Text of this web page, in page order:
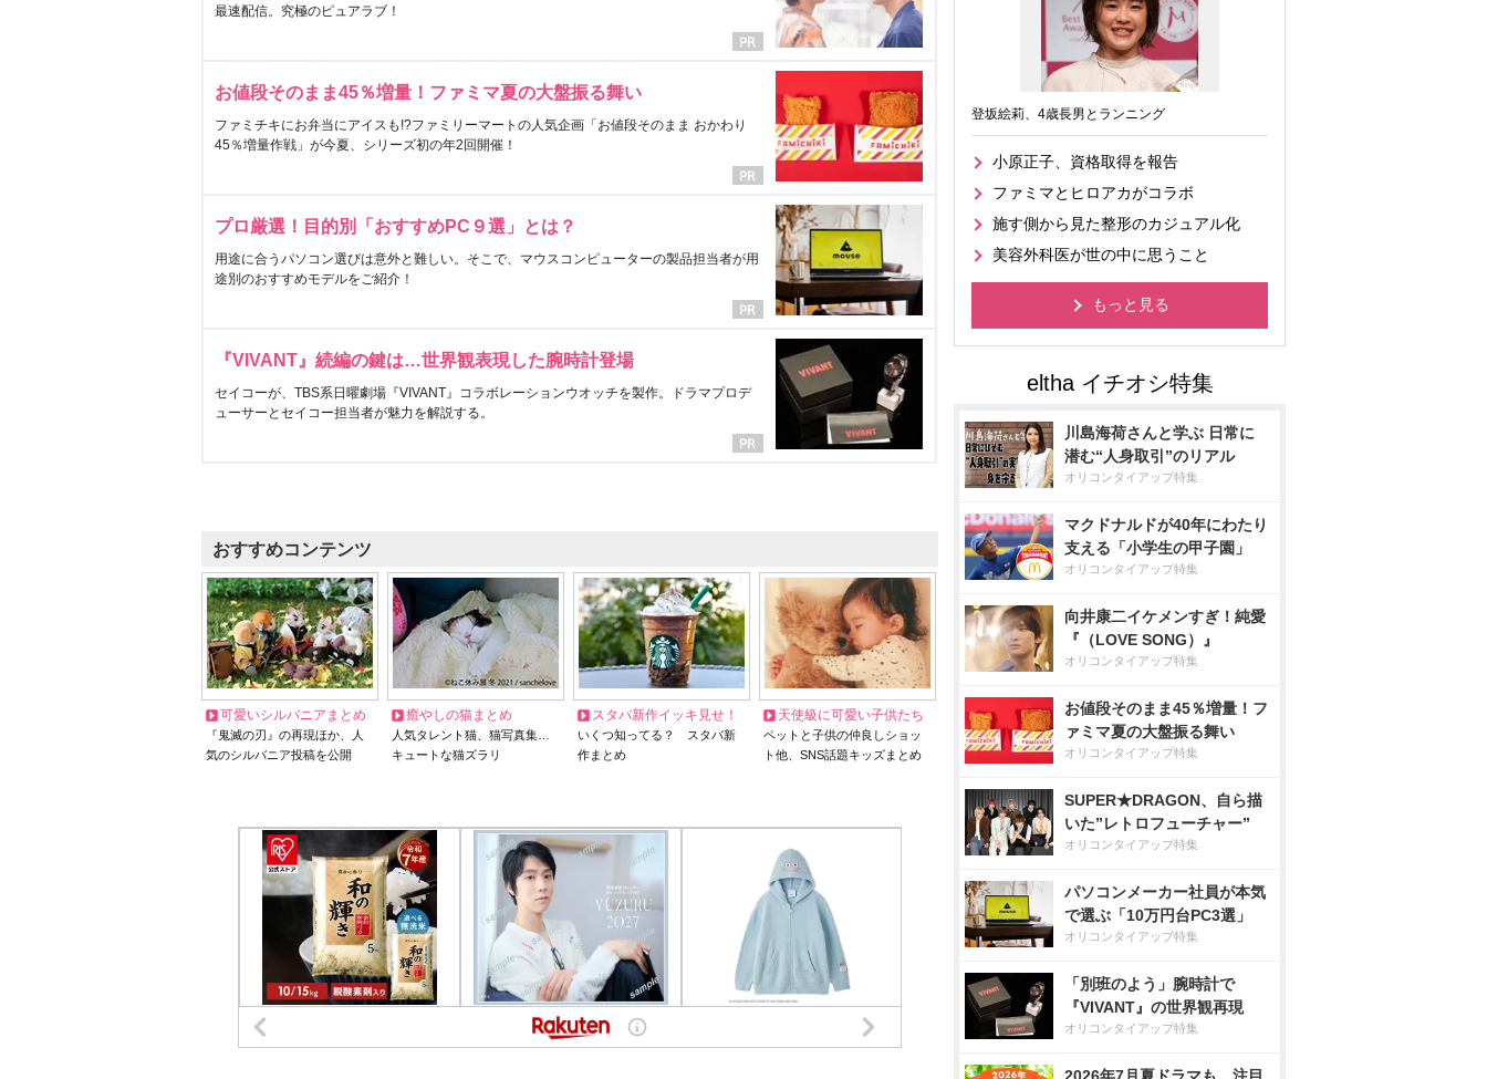
最速配信。究極のピュアラブ！
お値段そのまま45％増量！ファミマ夏の大盤振る舞い
ファミチキにお弁当にアイスも!?ファミリーマートの人気企画「お値段そのまま おかわり
45％増量作戦」が今夏、シリーズ初の年2回開催！
プロ厳選！目的別「おすすめPC９選」とは？
用途に合うパソコン選びは意外と難しい。そこで、マウスコンピューターの製品担当者が用
途別のおすすめモデルをご紹介！
『VIVANT』続編の鍵は…世界観表現した腕時計登場
セイコーが、TBS系日曜劇場『VIVANT』コラボレーションウオッチを製作。ドラマプロデ
ューサーとセイコー担当者が魅力を解説する。
おすすめコンテンツ
可愛いシルバニアまとめ
『鬼滅の刃』の再現ほか、人
気のシルバニア投稿を公開
癒やしの猫まとめ
人気タレント猫、猫写真集…
キュートな猫ズラリ
スタバ新作イッキ見せ！
いくつ知ってる？ スタバ新
作まとめ
天使級に可愛い子供たち
ペットと子供の仲良しショッ
ト他、SNS話題キッズまとめ
登坂絵莉、4歳長男とランニング
小原正子、資格取得を報告
ファミマとヒロアカがコラボ
施す側から見た整形のカジュアル化
美容外科医が世の中に思うこと
もっと見る
川島海荷さんと学ぶ 日常に
潜む“人身取引”のリアル
オリコンタイアップ特集
マクドナルドが40年にわたり
支える「小学生の甲子園」
オリコンタイアップ特集
向井康二イケメンすぎ！純愛
『（LOVE SONG）』
オリコンタイアップ特集
お値段そのまま45％増量！フ
ァミマ夏の大盤振る舞い
オリコンタイアップ特集
SUPER★DRAGON、自ら描
いた”レトロフューチャー”
オリコンタイアップ特集
パソコンメーカー社員が本気
で選ぶ「10万円台PC3選」
オリコンタイアップ特集
「別班のよう」腕時計で
『VIVANT』の世界観再現
オリコンタイアップ特集